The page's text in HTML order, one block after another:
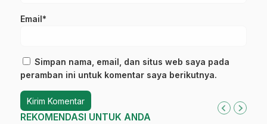
Email*
Simpan nama, email, dan situs web saya pada
peramban ini untuk komentar saya berikutnya.
REKOMENDASI UNTUK ANDA